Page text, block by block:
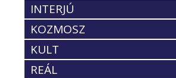
INTERJÚ
KOZMOSZ
KULT
REÁL